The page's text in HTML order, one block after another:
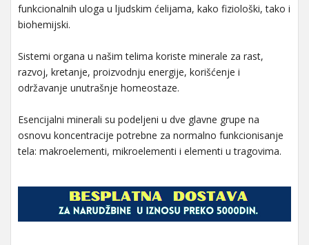
funkcionalnih uloga u ljudskim ćelijama, kako fiziološki, tako i
biohemijski.
Sistemi organa u našim telima koriste minerale za rast,
razvoj, kretanje, proizvodnju energije, korišćenje i
održavanje unutrašnje homeostaze.
Esencijalni minerali su podeljeni u dve glavne grupe na
osnovu koncentracije potrebne za normalno funkcionisanje
tela: makroelementi, mikroelementi i elementi u tragovima.